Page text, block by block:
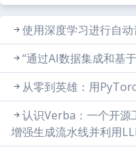
使用深度学习进行自
“通过AI数据集成和基
从零到英雄：用
认识Verba：一个开源
增强生成流水线并利用